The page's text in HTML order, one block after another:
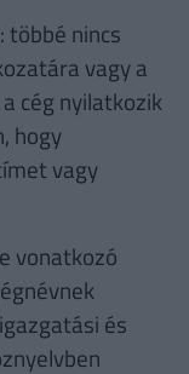
többé nincs
vagy a
cég nyilatkozik
hogy
vagy
vonatkozó
és